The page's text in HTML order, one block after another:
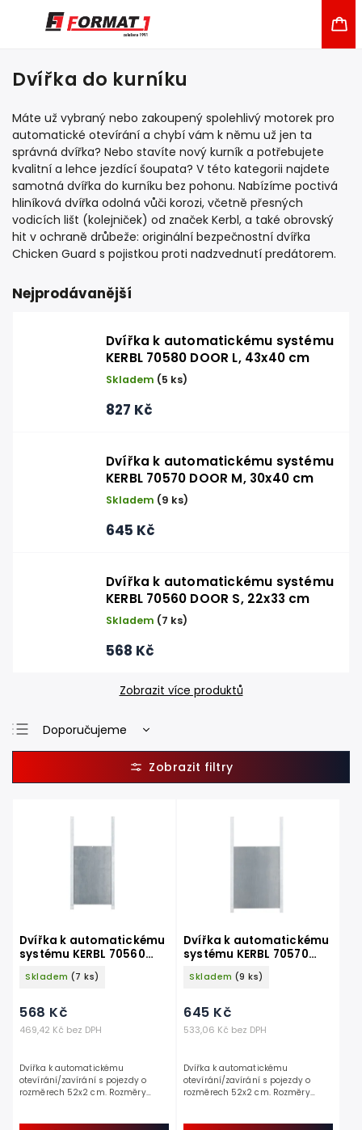
Dvířka do kurníku
Máte už vybraný nebo zakoupený spolehlivý motorek pro
automatické otevírání a chybí vám k němu už jen ta
správná dvířka? Nebo stavíte nový kurník a potřebujete
kvalitní a lehce jezdící šoupata? V této kategorii najdete
samotná dvířka do kurníku bez pohonu. Nabízíme poctivá
hliníková dvířka odolná vůči korozi, včetně přesných
vodicích lišt (kolejniček) od značek Kerbl, a také obrovský
hit v ochraně drůbeže: originální bezpečnostní dvířka
Chicken Guard s pojistkou proti nadzvednutí predátorem.
Nejprodávanější
Dvířka k automatickému systému
KERBL 70580 DOOR L, 43x40 cm
Skladem (5 ks)
827 Kč
Dvířka k automatickému systému
KERBL 70570 DOOR M, 30x40 cm
Skladem (9 ks)
645 Kč
Dvířka k automatickému systému
KERBL 70560 DOOR S, 22x33 cm
Skladem (7 ks)
568 Kč
Zobrazit více produktů
Doporučujeme
Nejlevnější
Nejdražší
Dvířka k automatickému
systému KERBL 70560
DOOR S, 22x33 cm
Skladem (7 ks)
469,42 Kč bez DPH
568 Kč
Dvířka k automatickému
otevírání/zavírání s pojezdy o
rozměrech 52x2 cm. Rozměry
Dvířka k automatickému
systému KERBL 70570
DOOR M, 30x40 cm
Skladem (9 ks)
533,06 Kč bez DPH
645 Kč
Dvířka k automatickému
otevírání/zavírání s pojezdy o
rozměrech 52x2 cm. Rozměry